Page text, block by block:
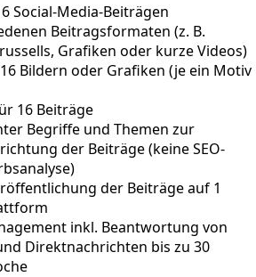
Social-Media-Beiträgen
Beitragsformaten (z. B.
Grafiken oder kurze Videos)
Bildern oder Grafiken (je ein Motiv
16 Beiträge
Begriffe und Themen zur
der Beiträge (keine SEO-
der Beiträge auf 1
inkl. Beantwortung von
Direktnachrichten bis zu 30